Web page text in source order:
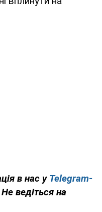
в нас у Telegram-
ведіться на